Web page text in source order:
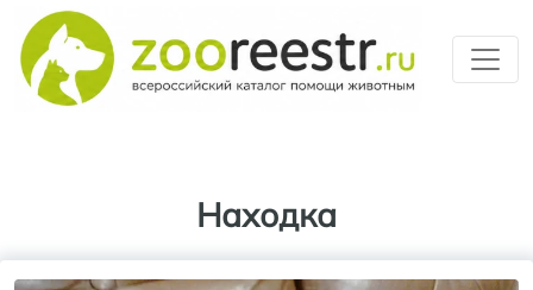
Находка